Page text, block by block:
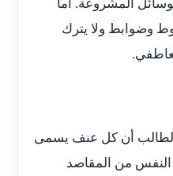
المشروعة. أما
وضوابط ولا يترك
أن كل عنف يسمى
من المقاصد